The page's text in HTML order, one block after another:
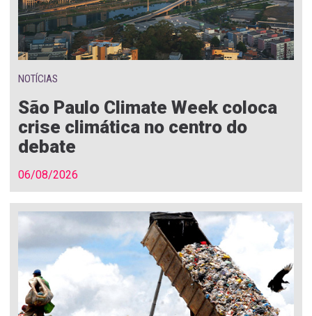
NOTÍCIAS
São Paulo Climate Week coloca
crise climática no centro do
debate
06/08/2026